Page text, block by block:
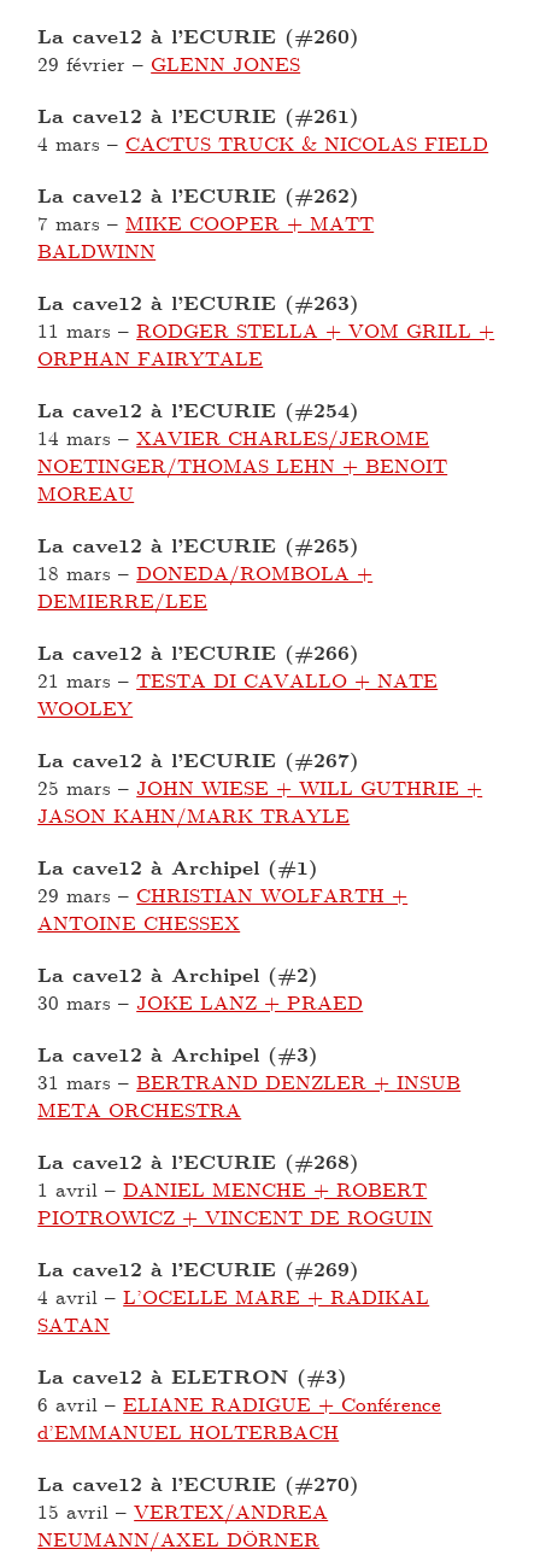
La cave12 à l’ECURIE (#260)
29 février – GLENN JONES
La cave12 à l’ECURIE (#261)
4 mars – CACTUS TRUCK & NICOLAS FIELD
La cave12 à l’ECURIE (#262)
7 mars –MIKE COOPER + MATT
BALDWINN
La cave12 à l’ECURIE (#263)
11 mars –RODGER STELLA + VOM GRILL +
ORPHAN FAIRYTALE
La cave12 à l’ECURIE (#254)
14 mars –XAVIER CHARLES/JEROME
NOETINGER/THOMAS LEHN + BENOIT
MOREAU
La cave12 à l’ECURIE (#265)
18 mars –DONEDA/ROMBOLA +
DEMIERRE/LEE
La cave12 à l’ECURIE (#266)
21 mars –TESTA DI CAVALLO + NATE
WOOLEY
La cave12 à l’ECURIE (#267)
25 mars –JOHN WIESE + WILL GUTHRIE +
JASON KAHN/MARK TRAYLE
La cave12 à Archipel (#1)
29 mars – CHRISTIAN WOLFARTH +
ANTOINE CHESSEX
La cave12 à Archipel (#2)
30 mars –JOKE LANZ + PRAED
La cave12 à Archipel (#3)
31 mars –BERTRAND DENZLER + INSUB
META ORCHESTRA
La cave12 à l’ECURIE (#268)
1 avril –DANIEL MENCHE + ROBERT
PIOTROWICZ + VINCENT DE ROGUIN
La cave12 à l’ECURIE (#269)
4 avril –L’OCELLE MARE + RADIKAL
SATAN
La cave12 à ELETRON (#3)
6 avril –ELIANE RADIGUE + Conférence
d’EMMANUEL HOLTERBACH
La cave12 à l’ECURIE (#270)
15 avril –VERTEX/ANDREA
NEUMANN/AXEL DÖRNER